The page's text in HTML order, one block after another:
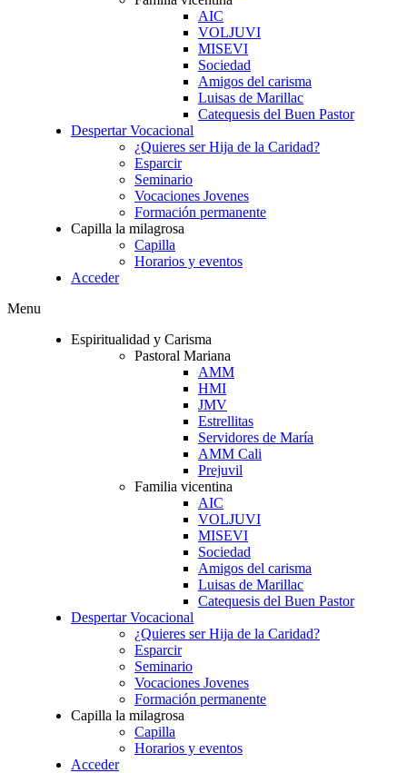
AIC
VOLJUVI
MISEVI
Sociedad
Amigos del carisma
Luisas de Marillac
Catequesis del Buen Pastor
Despertar Vocacional
¿Quieres ser Hija de la Caridad?
Esparcir
Seminario
Vocaciones Jovenes
Formación permanente
Capilla la milagrosa
Capilla
Horarios y eventos
Acceder
Menu
Espiritualidad y Carisma
Pastoral Mariana
AMM
HMI
JMV
Estrellitas
Servidores de María
AMM Cali
Prejuvil
Familia vicentina
AIC
VOLJUVI
MISEVI
Sociedad
Amigos del carisma
Luisas de Marillac
Catequesis del Buen Pastor
Despertar Vocacional
¿Quieres ser Hija de la Caridad?
Esparcir
Seminario
Vocaciones Jovenes
Formación permanente
Capilla la milagrosa
Capilla
Horarios y eventos
Acceder